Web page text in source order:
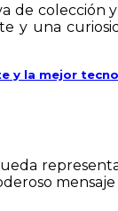
de
y una
y la mejor